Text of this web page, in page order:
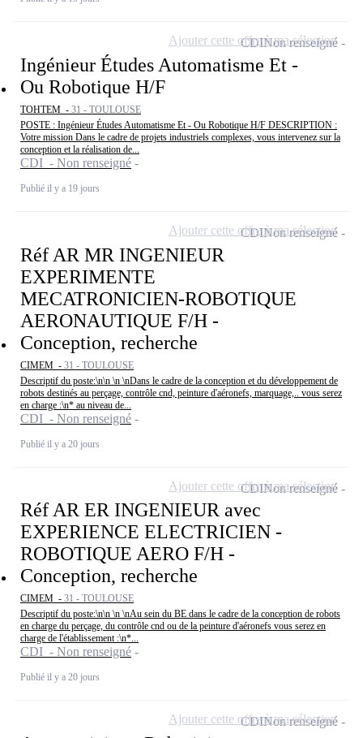
Ingénieur Études Automatisme Et -
Ou Robotique H/F
TOHTEM - 31 - TOULOUSE
POSTE : Ingénieur Études Automatisme Et - Ou Robotique H/F DESCRIPTION :
Votre mission Dans le cadre de projets industriels complexes, vous intervenez sur la
conception et la réalisation de...
CDI - Non renseigné
Publié il y a 19 jours
CDINon renseigné
Ajouter cette offre à ma sélection
Réf AR MR INGENIEUR
EXPERIMENTE
MECATRONICIEN-ROBOTIQUE
AERONAUTIQUE F/H -
Conception, recherche
CIMEM - 31 - TOULOUSE
Descriptif du poste:\n\n \n \nDans le cadre de la conception et du développement de
robots destinés au perçage, contrôle cnd, peinture d'aéronefs, marquage,.. vous serez
en charge :\n* au niveau de...
CDI - Non renseigné
Publié il y a 20 jours
CDINon renseigné
Ajouter cette offre à ma sélection
Réf AR ER INGENIEUR avec
EXPERIENCE ELECTRICIEN -
ROBOTIQUE AERO F/H -
Conception, recherche
CIMEM - 31 - TOULOUSE
Descriptif du poste:\n\n \n \nAu sein du BE dans le cadre de la conception de robots
en charge du perçage, du contrôle cnd ou de la peinture d'aéronefs vous serez en
charge de l'établissement :\n*...
CDI - Non renseigné
Publié il y a 20 jours
CDINon renseigné
Ajouter cette offre à ma sélection
CDINon renseigné
Ajouter cette offre à ma sélection